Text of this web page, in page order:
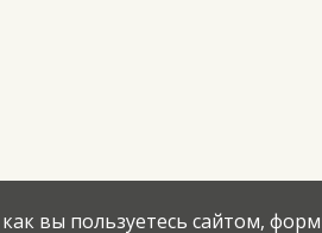
вы пользуетесь сайтом,